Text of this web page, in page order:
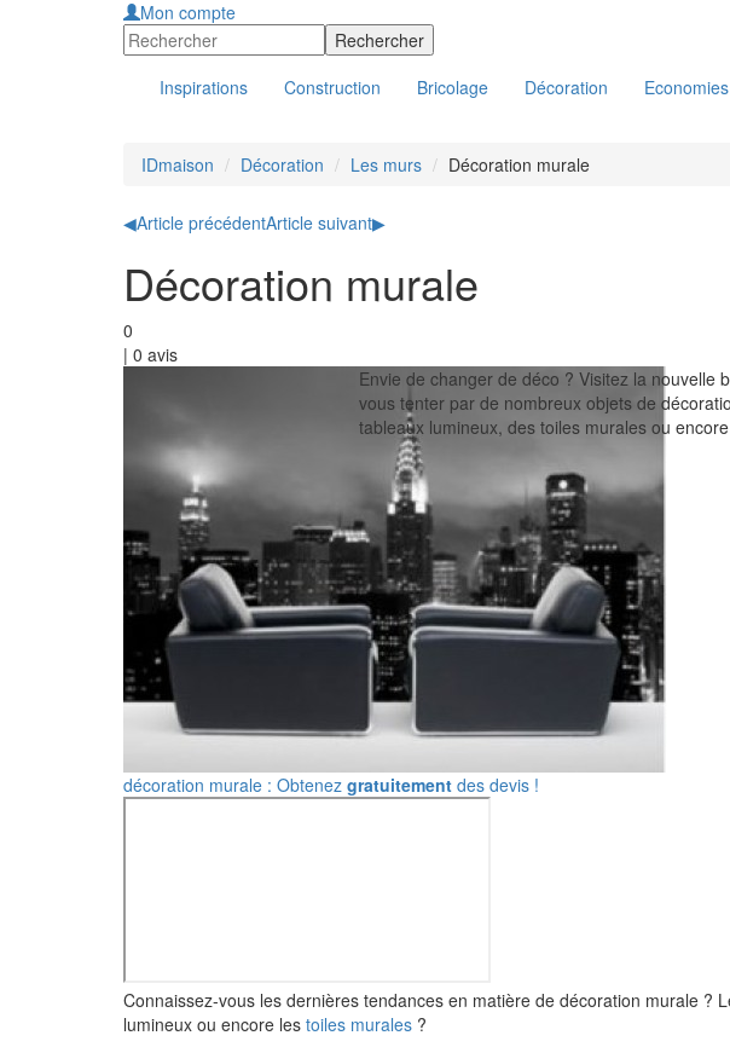
Mon compte
Inspirations Construction Bricolage Décoration Economies
IDmaison Décoration Les murs Décoration murale
◀Article précédentArticle suivant▶
Décoration murale
0
| 0 avis
Envie de changer de déco ? Visitez la nouvelle
vous tenter par de nombreux objets de
tableaux lumineux, des toiles murales ou
décoration murale : Obtenez gratuitement des devis !
Connaissez-vous les dernières tendances en matière de décoration murale ?
lumineux ou encore les toiles murales ?